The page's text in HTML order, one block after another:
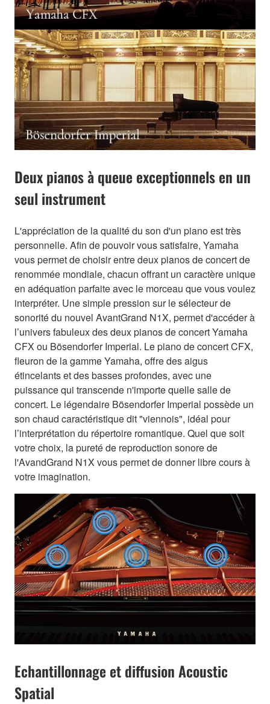
Deux pianos à queue exceptionnels en un
seul instrument
L'appréciation de la qualité du son d'un piano est très
personnelle. Afin de pouvoir vous satisfaire, Yamaha
vous permet de choisir entre deux pianos de concert de
renommée mondiale, chacun offrant un caractère unique
en adéquation parfaite avec le morceau que vous voulez
interpréter. Une simple pression sur le sélecteur de
sonorité du nouvel AvantGrand N1X, permet d'accéder à
l’univers fabuleux des deux pianos de concert Yamaha
CFX ou Bösendorfer Imperial. Le piano de concert CFX,
fleuron de la gamme Yamaha, offre des aigus
étincelants et des basses profondes, avec une
puissance qui transcende n'importe quelle salle de
concert. Le légendaire Bösendorfer Imperial possède un
son chaud caractéristique dit "viennois", idéal pour
l’interprétation du répertoire romantique. Quel que soit
votre choix, la pureté de reproduction sonore de
l'AvandGrand N1X vous permet de donner libre cours à
votre imagination.
Echantillonnage et diffusion Acoustic
Spatial